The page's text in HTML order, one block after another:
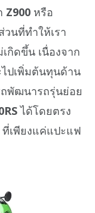
Z900 หรือ
นที่ทำให้เรา
กิดขึ้น เนื่องจาก
ปเพิ่มต้นทุนด้าน
พัฒนารถรุ่นย่อย
ได้โดยตรง
ที่เพียงแค่แปะแฟ